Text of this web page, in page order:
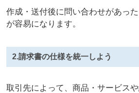
作成・送付後に問い合わせがあっ
が容易になります。
2.請求書の仕様を統一しよう
取引先によって、商品・サービス